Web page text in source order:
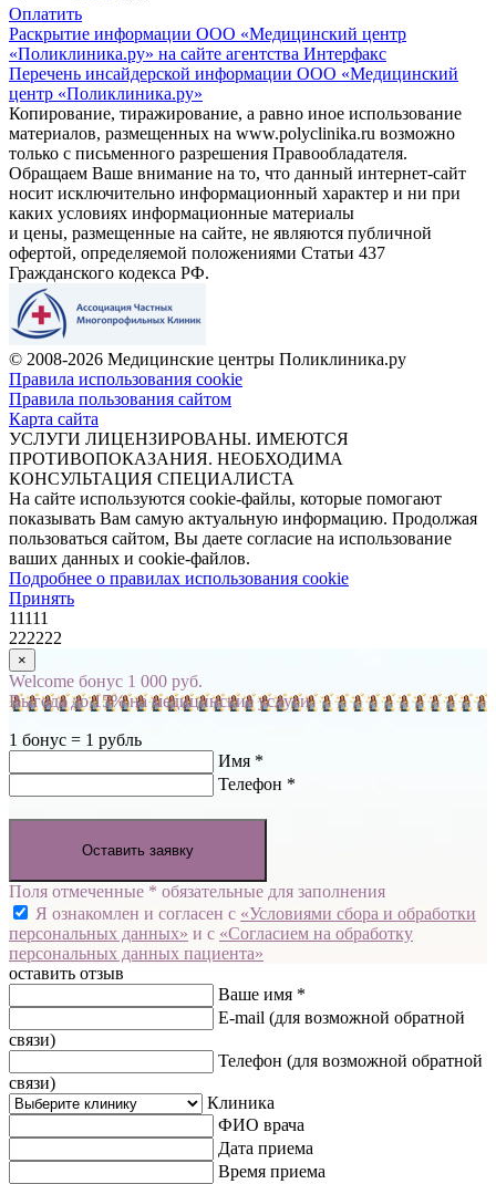
Оплатить
Раскрытие информации ООО «Медицинский центр
«Поликлиника.ру» на сайте агентства Интерфакс
Перечень инсайдерской информации ООО «Медицинский
центр «Поликлиника.ру»
Копирование, тиражирование, а равно иное использование
материалов, размещенных на www.polyclinika.ru возможно
только с письменного разрешения Правообладателя.
Обращаем Ваше внимание на то, что данный интернет-сайт
носит исключительно информационный характер и ни при
каких условиях информационные материалы
и цены, размещенные на сайте, не являются публичной
офертой, определяемой положениями Статьи 437
Гражданского кодекса РФ.
© 2008-2026 Медицинские центры Поликлиника.ру
Правила использования cookie
Правила пользования сайтом
Карта сайта
УСЛУГИ ЛИЦЕНЗИРОВАНЫ. ИМЕЮТСЯ
ПРОТИВОПОКАЗАНИЯ. НЕОБХОДИМА
КОНСУЛЬТАЦИЯ СПЕЦИАЛИСТА
На сайте используются cookie-файлы, которые помогают
показывать Вам самую актуальную информацию. Продолжая
пользоваться сайтом, Вы даете согласие на использование
ваших данных и cookie-файлов.
Подробнее о правилах использования cookie
Принять
11111
222222
×
Welcome бонус 1 000 руб.
Выгода до 15% на медицинские услуги
1 бонус = 1 рубль
Имя *
Телефон *
Оставить заявку
Поля отмеченные * обязательные для заполнения
Я ознакомлен и согласен с «Условиями сбора и обработки
персональных данных» и с «Согласием на обработку
персональных данных пациента»
оставить отзыв
Ваше имя *
E-mail (для возможной обратной
связи)
Телефон (для возможной обратной
связи)
Клиника
ФИО врача
Дата приема
Время приема